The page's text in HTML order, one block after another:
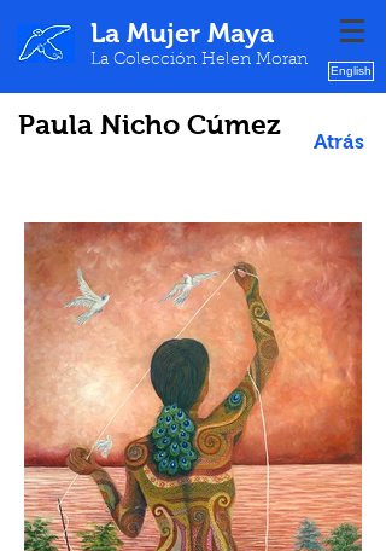
La Mujer Maya
La Colección Helen Moran
English
Paula Nicho Cúmez
Atrás